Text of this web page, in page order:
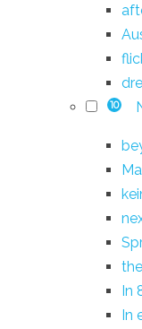
10
In
In